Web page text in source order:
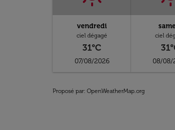
vendredi
ciel dégagé
31°C
07/08/2026
ciel
08/08/
Proposé par: OpenWeatherMap.org